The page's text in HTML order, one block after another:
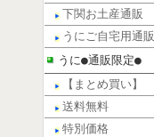
下関お土産通販
うにご自宅用通販
うに●通販限定●
【まとめ買い】
送料無料
特別価格